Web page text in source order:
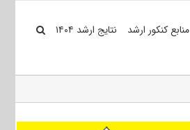
منابع کنکور ارشد نتایج ارشد ۱۴۰۴